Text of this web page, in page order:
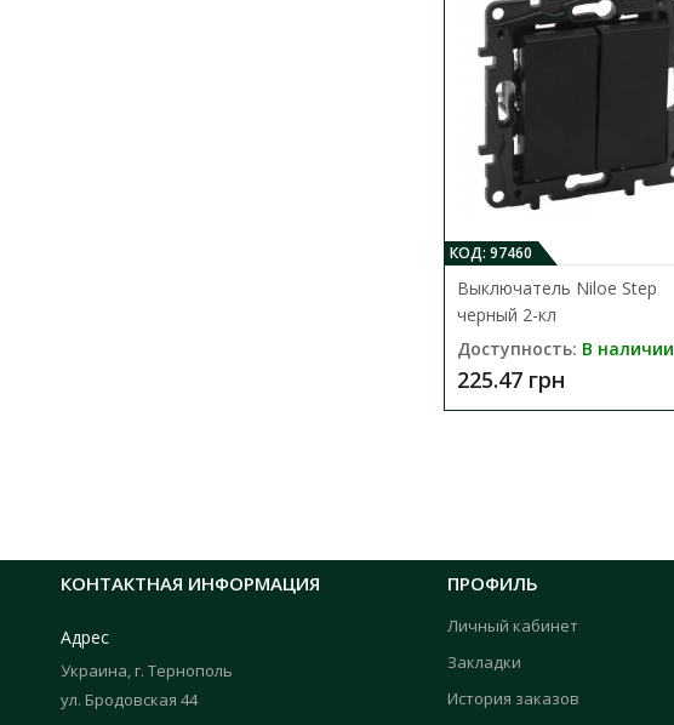
КОД: 97460
Выключатель Niloe Step
черный 2-кл
Доступность: В наличии
225.47 грн
КОНТАКТНАЯ ИНФОРМАЦИЯ
Адрес
Украина, г. Тернополь
ул. Бродовская 44
ПРОФИЛЬ
Личный кабинет
Закладки
История заказов